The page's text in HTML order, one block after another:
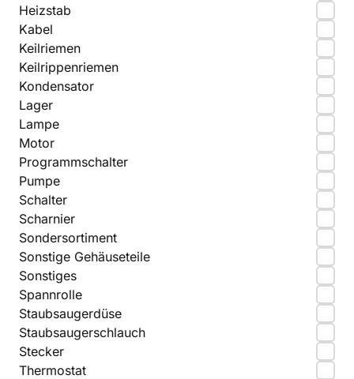
Heizstab
Kabel
Keilriemen
Keilrippenriemen
Kondensator
Lager
Lampe
Motor
Programmschalter
Pumpe
Schalter
Scharnier
Sondersortiment
Sonstige Gehäuseteile
Sonstiges
Spannrolle
Staubsaugerdüse
Staubsaugerschlauch
Stecker
Thermostat